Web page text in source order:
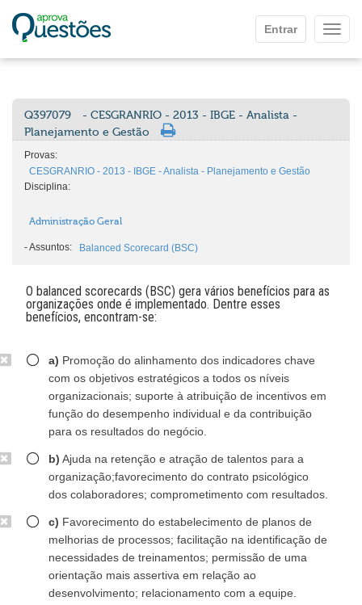
Entrar
Q397079
- CESGRANRIO - 2013 - IBGE - Analista -
Planejamento e Gestão
Provas:
CESGRANRIO - 2013 - IBGE - Analista - Planejamento e Gestão
Disciplina:
Administração Geral
-Assuntos: Balanced Scorecard (BSC)
O balanced scorecards (BSC) gera vários benefícios para as
organizações onde é implementado. Dentre esses
benefícios, encontram-se:
a) Promoção do alinhamento dos indicadores chave
com os objetivos estratégicos a todos os níveis
organizacionais; suporte à atribuição de incentivos em
função do desempenho individual e da contribuição
para os resultados do negócio.
b) Ajuda na retenção e atração de talentos para a
organização;favorecimento do contrato psicológico
dos colaboradores; comprometimento com resultados.
c) Favorecimento do estabelecimento de planos de
melhorias de processos; facilitação na identificação de
necessidades de treinamentos; permissão de uma
orientação mais assertiva em relação ao
desenvolvimento; relacionamento com a equipe.